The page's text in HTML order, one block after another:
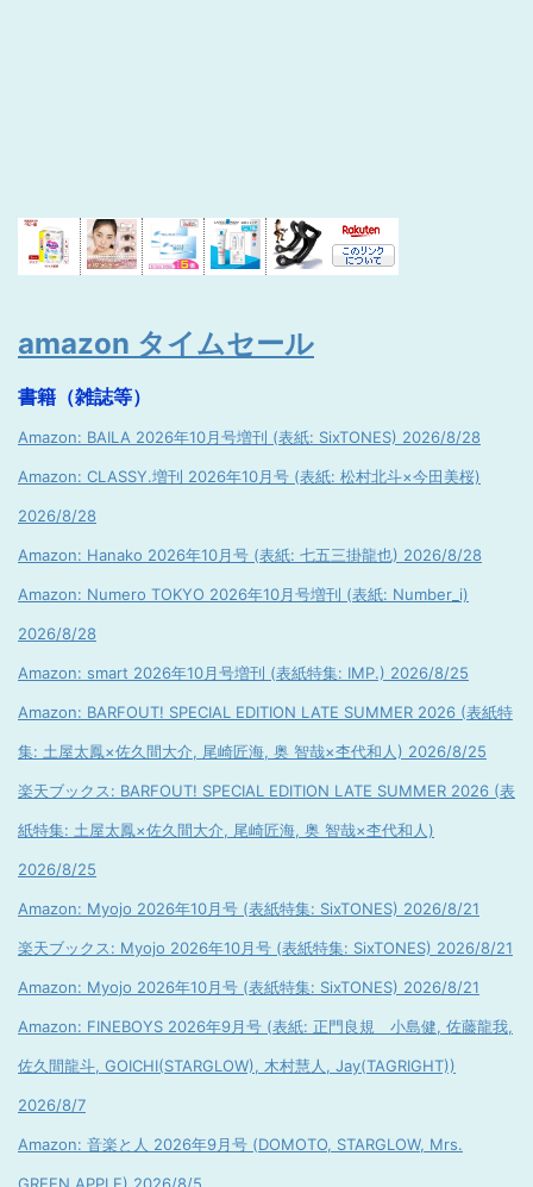
amazon タイムセール
書籍（雑誌等）
Amazon: BAILA 2026年10月号増刊 (表紙: SixTONES) 2026/8/28
Amazon: CLASSY.増刊 2026年10月号 (表紙: 松村北斗×今田美桜)
2026/8/28
Amazon: Hanako 2026年10月号 (表紙: 七五三掛龍也) 2026/8/28
Amazon: Numero TOKYO 2026年10月号増刊 (表紙: Number_i)
2026/8/28
Amazon: smart 2026年10月号増刊 (表紙特集: IMP.) 2026/8/25
Amazon: BARFOUT! SPECIAL EDITION LATE SUMMER 2026 (表紙特
集: 土屋太鳳×佐久間大介, 尾崎匠海, 奥 智哉×杢代和人) 2026/8/25
楽天ブックス: BARFOUT! SPECIAL EDITION LATE SUMMER 2026 (表
紙特集: 土屋太鳳×佐久間大介, 尾崎匠海, 奥 智哉×杢代和人)
2026/8/25
Amazon: Myojo 2026年10月号 (表紙特集: SixTONES) 2026/8/21
楽天ブックス: Myojo 2026年10月号 (表紙特集: SixTONES) 2026/8/21
Amazon: Myojo 2026年10月号 (表紙特集: SixTONES) 2026/8/21
Amazon: FINEBOYS 2026年9月号 (表紙: 正門良規 小島健, 佐藤龍我,
佐久間龍斗, GOICHI(STARGLOW), 木村慧人, Jay(TAGRIGHT))
2026/8/7
Amazon: 音楽と人 2026年9月号 (DOMOTO, STARGLOW, Mrs.